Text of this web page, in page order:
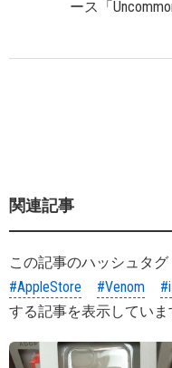
ース「
関連記事
この記事のハッシュタグ
#AppleStore
#Venom
する記事を表示していま